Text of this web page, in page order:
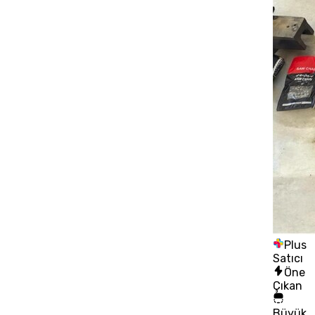
Plus
Satıcı
Öne
Çıkan